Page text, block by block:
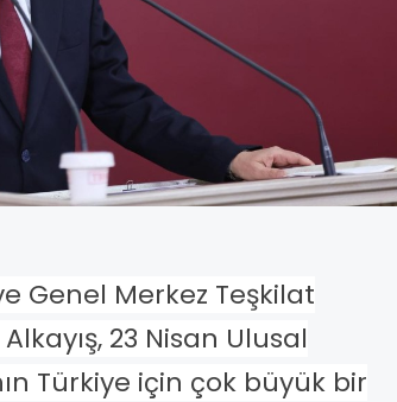
Genel Merkez Teşkilat
23 Nisan Ulusal
Türkiye için çok büyük bir